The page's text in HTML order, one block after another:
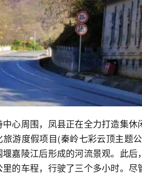
中心周围，凤县正在全力打造集
旅游度假项目(秦岭七彩云顶主题
堰嘉陵江后形成的河流景观。此
里的车程，行驶了三个多小时。尽